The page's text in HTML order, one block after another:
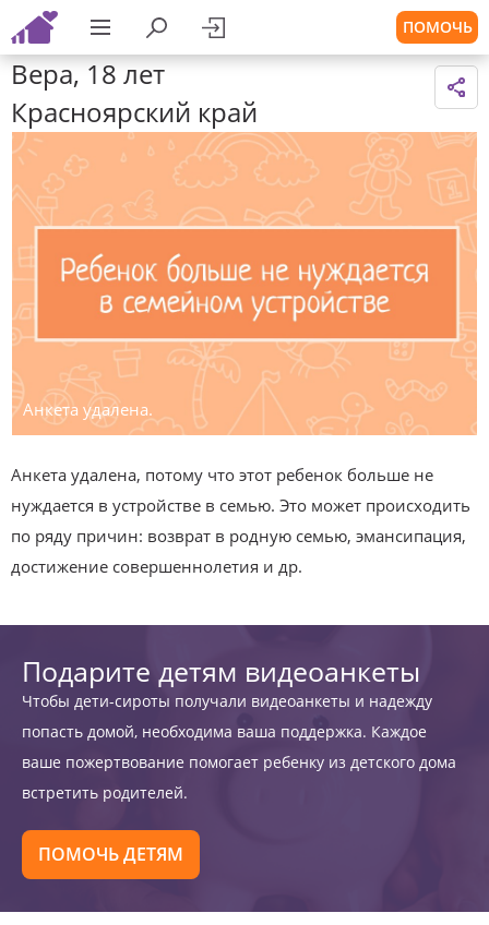
ПОМОЧЬ
Вера, 18 лет
Красноярский край
Анкета удалена.
Анкета удалена, потому что этот ребенок больше не
нуждается в устройстве в семью. Это может происходить
по ряду причин: возврат в родную семью, эмансипация,
достижение совершеннолетия и др.
Подарите детям видеоанкеты
Чтобы дети-сироты получали видеоанкеты и надежду
попасть домой, необходима ваша поддержка. Каждое
ваше пожертвование помогает ребенку из детского дома
встретить родителей.
ПОМОЧЬ ДЕТЯМ